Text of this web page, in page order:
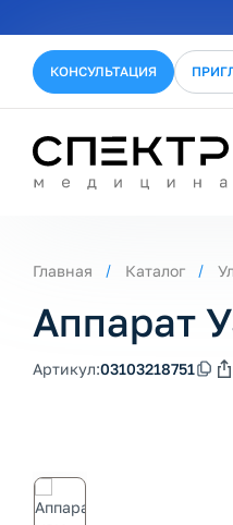
КОНСУЛЬТАЦИЯ
Главная Каталог
Аппарат
Артикул:03103218751